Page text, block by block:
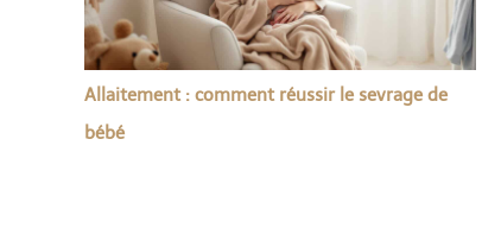
Allaitement : comment réussir le sevrage de
bébé